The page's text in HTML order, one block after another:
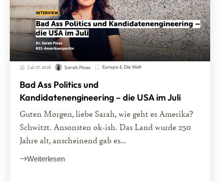
Juli 27, 2026 Sarah Pines Europa & Die Welt
Bad Ass Politics und
Kandidatenengineering – die USA im Juli
Guten Morgen, liebe Sarah, wie geht es Amerika?
Schwitzt. Ansonsten ok-ish. Das Land wurde 250
Jahre alt, anscheinend gab es...
Weiterlesen